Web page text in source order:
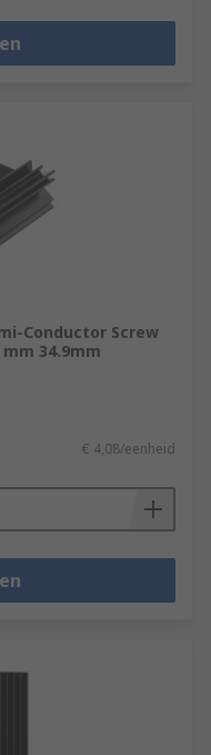
Conductor Screw
34.9mm
€ 4,08/eenheid